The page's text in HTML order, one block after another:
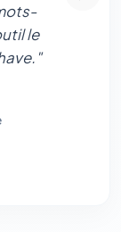
le